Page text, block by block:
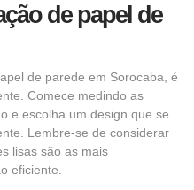
de papel de
de parede em Sorocaba, é
Comece medindo as
e escolha um design que se
Lembre-se de considerar
lisas são as mais
eficiente.